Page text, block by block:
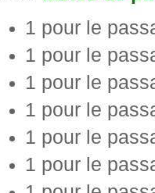
1 pour le
1 pour le
1 pour le
1 pour le
1 pour le
1 pour le